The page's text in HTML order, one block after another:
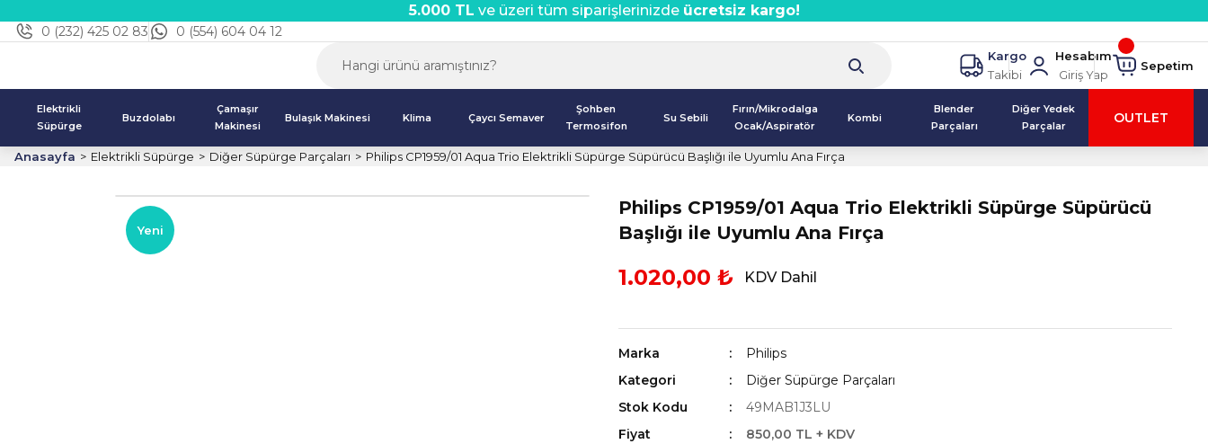
5.000 TL ve üzeri tüm siparişlerinizde ücretsiz kargo!
0 (232) 425 02 83 0 (554) 604 04 12
Kargo
Takibi
Hesabım
Giriş Yap
Sepetim
Elektrikli
Süpürge
Buzdolabı
Çamaşır
Makinesi
Bulaşık Makinesi Klima Çaycı Semaver
Şohben
Termosifon
Su Sebili
Fırın/Mikrodalga
Ocak/Aspiratör
Kombi
Blender
Parçaları
Diğer Yedek
Parçalar
OUTLET
Anasayfa Elektrikli Süpürge Diğer Süpürge Parçaları Philips CP1959/01 Aqua Trio Elektrikli Süpürge Süpürücü Başlığı ile Uyumlu Ana Fırça
Yeni
Philips CP1959/01 Aqua Trio Elektrikli Süpürge Süpürücü
Başlığı ile Uyumlu Ana Fırça
1.020,00 ₺ KDV Dahil
Marka
Philips
Kategori
Diğer Süpürge Parçaları
Stok Kodu
49MAB1J3LU
Fiyat
850,00 TL + KDV